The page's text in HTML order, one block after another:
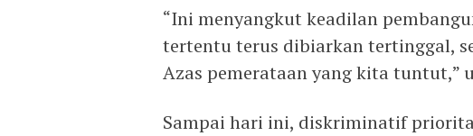
“Ini menyangkut keadilan
tertentu terus dibiarkan tertinggal,
Azas pemerataan yang kita tuntut,”
Sampai hari ini, diskriminatif